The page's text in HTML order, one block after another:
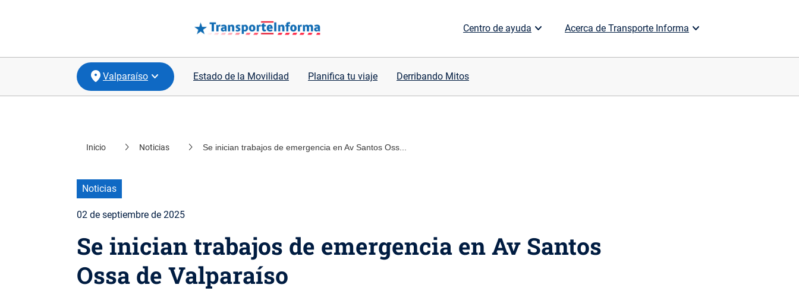
Centro de ayuda Acerca de Transporte Informa
Valparaíso
location_on
location_onBiobío
location_on Los Lagos
Estado de la Movilidad Planifica tu viaje Derribando Mitos
Inicio Noticias Se inician trabajos de emergencia en Av Santos Oss...
Noticias
02 de septiembre de 2025
Se inician trabajos de emergencia en Av Santos
Ossa de Valparaíso